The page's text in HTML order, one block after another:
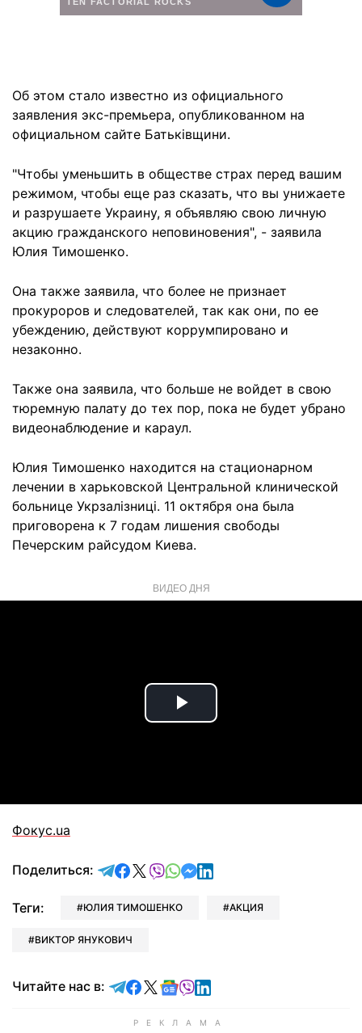
Об этом стало известно из официального
заявления экс-премьера, опубликованном на
официальном сайте Батьківщини.
"Чтобы уменьшить в обществе страх перед вашим
режимом, чтобы еще раз сказать, что вы унижаете
и разрушаете Украину, я объявляю свою личную
акцию гражданского неповиновения", - заявила
Юлия Тимошенко.
Она также заявила, что более не признает
прокуроров и следователей, так как они, по ее
убеждению, действуют коррумпировано и
незаконно.
Также она заявила, что больше не войдет в свою
тюремную палату до тех пор, пока не будет убрано
видеонаблюдение и караул.
Юлия Тимошенко находится на стационарном
лечении в харьковской Центральной клинической
больнице Укрзалізниці. 11 октября она была
приговорена к 7 годам лишения свободы
Печерским райсудом Киева.
ВИДЕО ДНЯ
Play
Фокус.ua
Поделиться: отправить в Telegram
поделиться в Facebook
поделиться в X
отправить в Viber
отправить в Whatsapp
отправить в Messenger
отправить в LinkedIn
Теги: ЮЛИЯ ТИМОШЕНКО АКЦИЯ
ВИКТОР ЯНУКОВИЧ
Читайте нас в: Читайте в Telegram
Читайте в Facebook
Читайте в X
Читайте в Google news
Читайте в Viber
Читайте в LinkedIn